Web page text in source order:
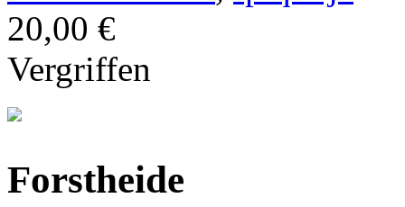
20,00 €
Vergriffen
Forstheide